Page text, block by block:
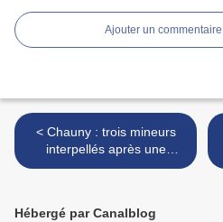
Ajouter un commentaire
< Chauny : trois mineurs
interpellés après une
tentative de braquage
Hébergé par Canalblog